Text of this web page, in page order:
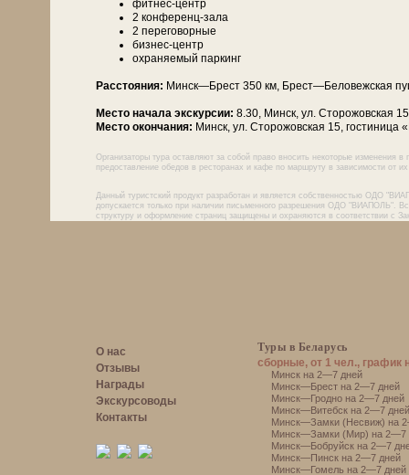
фитнес-центр
2 конференц-зала
2 переговорные
бизнес-центр
охраняемый паркинг
Расстояния: Минск—Брест 350 км, Брест—Бе­ло­веж­ская
Место начала экскурсии: 8.30, Минск, ул. Сторожовская
Место окончания: Минск, ул. Сторожовская 15, гостиница
Организаторы тура оставляют за собой право вносить некоторые изменения
предоставление обедов в ресторанах и кафе по маршруту в зависимости от их
Данный туристский продукт разработан и является собственностью ОДО
допускается только при наличии письменного разрешения ОДО "ВИАПОЛЬ".
структуру и оформление страниц защищены и охраняются в соответствии с
О нас
Отзывы
Награды
Экскурсоводы
Контакты
Туры в Беларусь
сборные, от 1 чел., график
Минск на 2—7 дней
Минск—Брест на 2—7 дней
Минск—Гродно на 2—7 дней
Минск—Витебск на 2—7 дней
Минск—Замки (Несвиж) на
Минск—Замки (Мир) на 2—7
Минск—Бобруйск на 2—7
Минск—Пинск на 2—7 дней
Минск—Гомель на 2—7 дней